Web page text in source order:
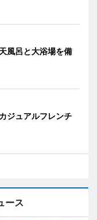
風呂と大浴場を備
ジュアルフレンチ
ース